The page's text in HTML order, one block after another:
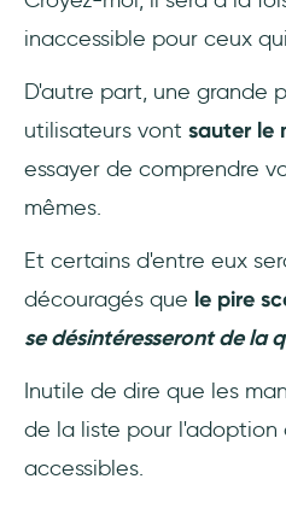
inaccessible pour ceux
D'autre part, une grande
utilisateurs vont sauter le
essayer de comprendre
mêmes.
Et certains d'entre eux
découragés que le pire
se désintéresseront de la
Inutile de dire que les
de la liste pour
accessibles.